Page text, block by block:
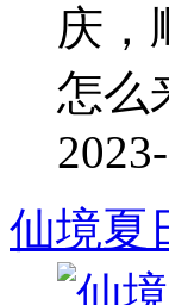
庆，
怎么
仙境夏